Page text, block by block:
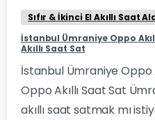
Sıfır & İkinci El Akıllı Saat
İstanbul Ümraniye Oppo
Akıllı Saat Sat
İstanbul Ümraniye Oppo
Oppo Akıllı Saat Sat
akıllı saat satmak mı